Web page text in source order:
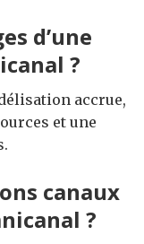
d’une
?
accrue,
et une
canaux
?